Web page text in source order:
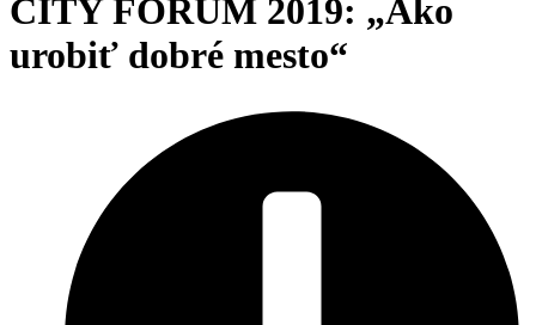
CITY FÓRUM 2019: „Ako
urobiť dobré mesto“